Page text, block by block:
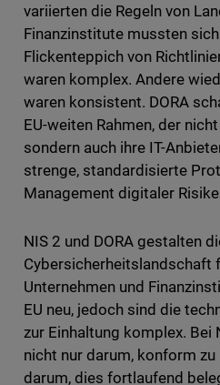
variierten die Regeln von
Finanzinstitute mussten
Flickenteppich von
waren komplex. Andere
waren konsistent. DORA
EU-weiten Rahmen, der
sondern auch ihre IT-
strenge, standardisierte
Management digitaler
NIS 2 und DORA gestalten
Cybersicherheitslandschaft
Unternehmen und
EU neu, jedoch sind die
zur Einhaltung komplex. Bei
nicht nur darum, konform
darum, dies fortlaufend